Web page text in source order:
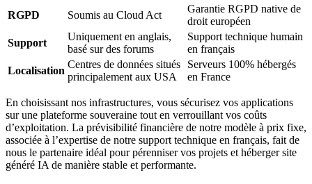
RGPD Soumis au Cloud Act
Garantie RGPD native de
droit européen
Support
Uniquement en anglais,
basé sur des forums
Support technique humain
en français
Localisation
Centres de données situés
principalement aux USA
Serveurs 100% hébergés
en France
En choisissant nos infrastructures, vous sécurisez vos applications
sur une plateforme souveraine tout en verrouillant vos coûts
d’exploitation. La prévisibilité financière de notre modèle à prix fixe,
associée à l’expertise de notre support technique en français, fait de
nous le partenaire idéal pour pérenniser vos projets et héberger site
généré IA de manière stable et performante.